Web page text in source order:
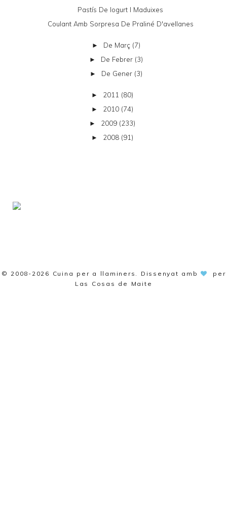
Pastís De Iogurt I Maduixes
Coulant Amb Sorpresa De Praliné D'avellanes
► De Març (7)
► De Febrer (3)
► De Gener (3)
► 2011 (80)
► 2010 (74)
► 2009 (233)
► 2008 (91)
© 2008-2026 Cuina per a llaminers . Dissenyat amb
per
Las Cosas de Maite